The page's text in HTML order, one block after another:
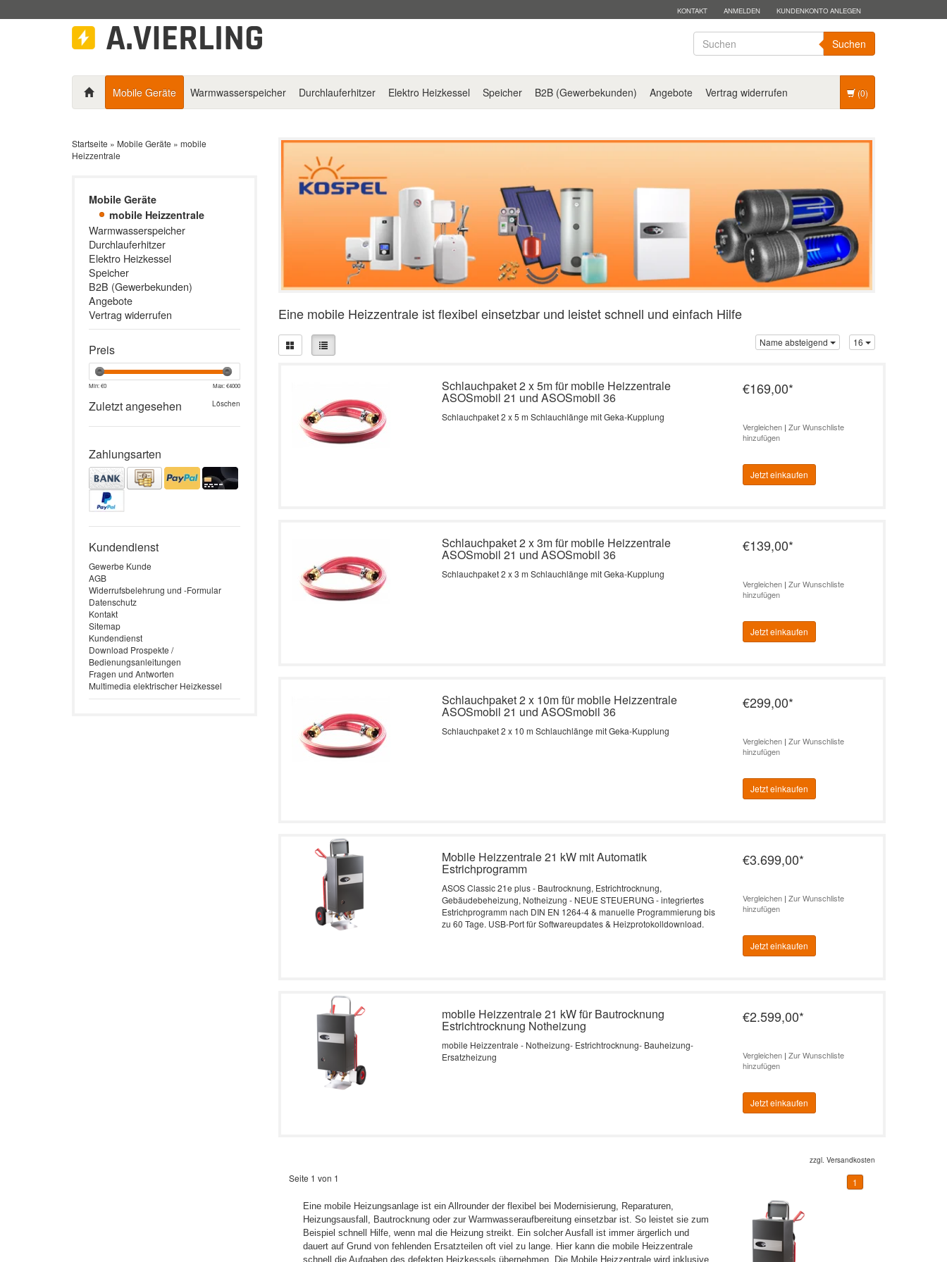
KONTAKT ANMELDEN KUNDENKONTO ANLEGEN
Suchen
Mobile Geräte Warmwasserspeicher Durchlauferhitzer Elektro Heizkessel Speicher B2B (Gewerbekunden) Angebote Vertrag widerrufen (0)
Startseite » Mobile Geräte » mobile
Heizzentrale
Mobile Geräte
mobile Heizzentrale
Warmwasserspeicher
Durchlauferhitzer
Elektro Heizkessel
Speicher
B2B (Gewerbekunden)
Angebote
Vertrag widerrufen
Preis
Min: €0 Max: €4000
Zuletzt angesehen Löschen
Zahlungsarten
Kundendienst
Gewerbe Kunde
AGB
Widerrufsbelehrung und -Formular
Datenschutz
Kontakt
Sitemap
Kundendienst
Download Prospekte /
Bedienungsanleitungen
Fragen und Antworten
Multimedia elektrischer Heizkessel
Eine mobile Heizzentrale ist flexibel einsetzbar und leistet schnell und einfach Hilfe
Name absteigend 16
Schlauchpaket 2 x 5m für mobile Heizzentrale
ASOSmobil 21 und ASOSmobil 36
Schlauchpaket 2 x 5 m Schlauchlänge mit Geka-Kupplung
€169,00*
Vergleichen |Zur Wunschliste
hinzufügen
Jetzt einkaufen
Schlauchpaket 2 x 3m für mobile Heizzentrale
ASOSmobil 21 und ASOSmobil 36
Schlauchpaket 2 x 3 m Schlauchlänge mit Geka-Kupplung
€139,00*
Vergleichen |Zur Wunschliste
hinzufügen
Jetzt einkaufen
Schlauchpaket 2 x 10m für mobile Heizzentrale
ASOSmobil 21 und ASOSmobil 36
Schlauchpaket 2 x 10 m Schlauchlänge mit Geka-Kupplung
€299,00*
Vergleichen |Zur Wunschliste
hinzufügen
Jetzt einkaufen
Mobile Heizzentrale 21 kW mit Automatik
Estrichprogramm
ASOS Classic 21e plus - Bautrocknung, Estrichtrocknung,
Gebäudebeheizung, Notheizung - NEUE STEUERUNG - integriertes
Estrichprogramm nach DIN EN 1264-4 & manuelle Programmierung bis
zu 60 Tage. USB-Port für Softwareupdates & Heizprotokolldownload.
€3.699,00*
Vergleichen |Zur Wunschliste
hinzufügen
Jetzt einkaufen
mobile Heizzentrale 21 kW für Bautrocknung
Estrichtrocknung Notheizung
mobile Heizzentrale - Notheizung- Estrichtrocknung- Bauheizung-
Ersatzheizung
€2.599,00*
Vergleichen |Zur Wunschliste
hinzufügen
Jetzt einkaufen
zzgl. Versandkosten
Seite 1 von 1 1
Eine mobile Heizungsanlage ist ein Allrounder der flexibel bei Modernisierung, Reparaturen,
Heizungsausfall, Bautrocknung oder zur Warmwasseraufbereitung einsetzbar ist. So leistet sie zum
Beispiel schnell Hilfe, wenn mal die Heizung streikt. Ein solcher Ausfall ist immer ärgerlich und
dauert auf Grund von fehlenden Ersatzteilen oft viel zu lange. Hier kann die mobile Heizzentrale
schnell die Aufgaben des defekten Heizkessels übernehmen. Die Mobile Heizzentrale wird inklusive